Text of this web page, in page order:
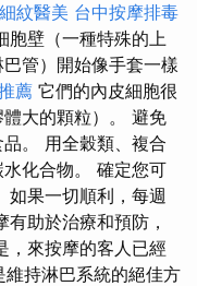
紋醫美 台中按摩排毒
胞壁（一種特殊的上
管）開始像手套一樣
薦 它們的內皮細胞很
大的顆粒）。 避免
。 用全穀類、複合
化合物。 確定您可
如果一切順利，每週
助於治療和預防，
，來按摩的客人已經
持淋巴系統的絕佳方